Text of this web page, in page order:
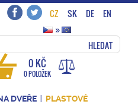
CZ SK DE
EN
»
HLEDAT
0 KČ
0 POLOŽEK
DVEŘE
PLASTOVÉ